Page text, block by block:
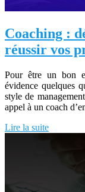
Coaching :
réussir vos
Pour être un bon
évidence quelques
style de
appel à un coach
Lire la suite